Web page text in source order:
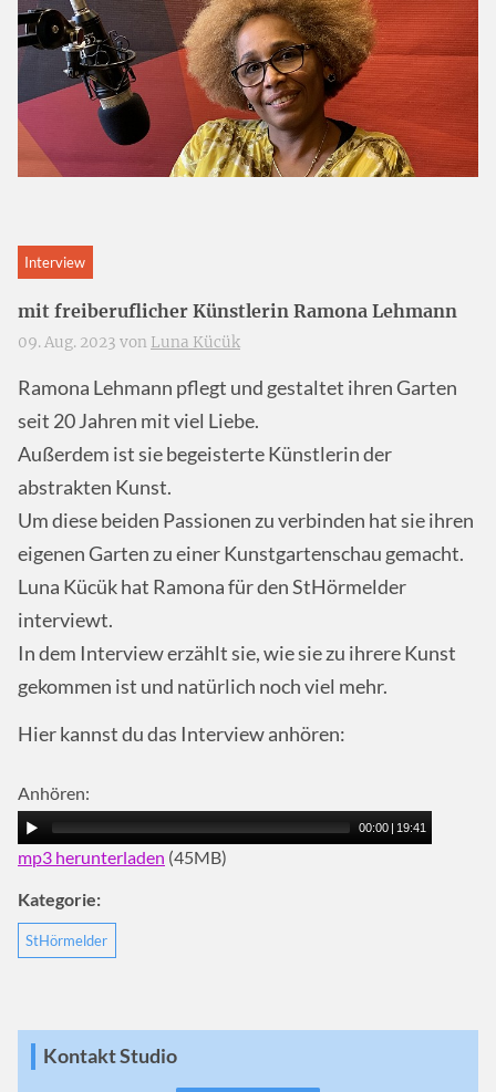
Interview
mit freiberuflicher Künstlerin Ramona Lehmann
09. Aug. 2023 von Luna Kücük
Ramona Lehmann pflegt und gestaltet ihren Garten
seit 20 Jahren mit viel Liebe.
Außerdem ist sie begeisterte Künstlerin der
abstrakten Kunst.
Um diese beiden Passionen zu verbinden hat sie ihren
eigenen Garten zu einer Kunstgartenschau gemacht.
Luna Kücük hat Ramona für den StHörmelder
interviewt.
In dem Interview erzählt sie, wie sie zu ihrere Kunst
gekommen ist und natürlich noch viel mehr.
Hier kannst du das Interview anhören:
Anhören:
00:00 19:41
mp3 herunterladen (45MB)
Kategorie:
StHörmelder
Kontakt Studio